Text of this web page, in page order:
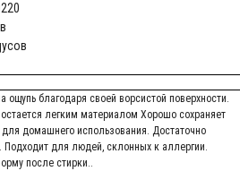
ощупь благодаря своей ворсистой поверхности.
легким материалом Хорошо сохраняет
домашнего использования. Достаточно
для людей, склонных к аллергии.
после стирки..